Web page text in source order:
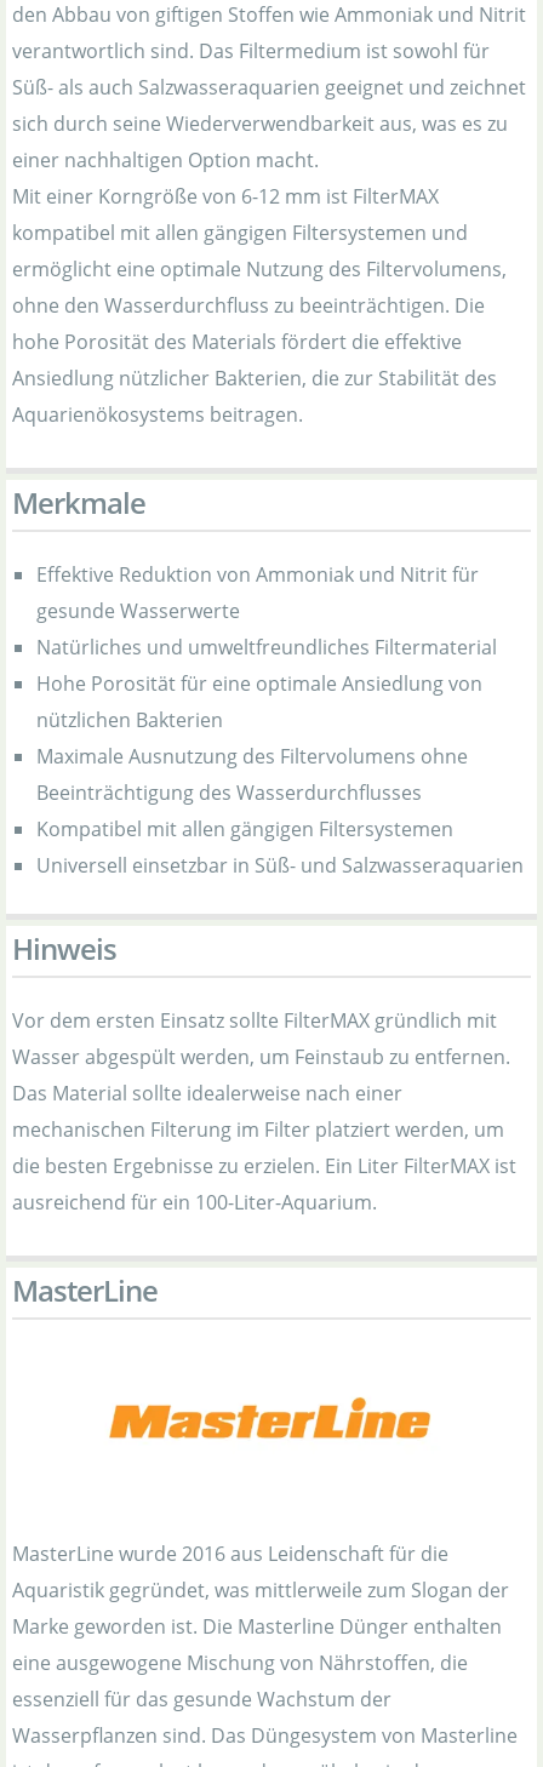
den Abbau von giftigen Stoffen wie Ammoniak und Nitrit
verantwortlich sind. Das Filtermedium ist sowohl für
Süß- als auch Salzwasseraquarien geeignet und zeichnet
sich durch seine Wiederverwendbarkeit aus, was es zu
einer nachhaltigen Option macht.
Mit einer Korngröße von 6-12 mm ist FilterMAX
kompatibel mit allen gängigen Filtersystemen und
ermöglicht eine optimale Nutzung des Filtervolumens,
ohne den Wasserdurchfluss zu beeinträchtigen. Die
hohe Porosität des Materials fördert die effektive
Ansiedlung nützlicher Bakterien, die zur Stabilität des
Aquarienökosystems beitragen.
Merkmale
Effektive Reduktion von Ammoniak und Nitrit für
gesunde Wasserwerte
Natürliches und umweltfreundliches Filtermaterial
Hohe Porosität für eine optimale Ansiedlung von
nützlichen Bakterien
Maximale Ausnutzung des Filtervolumens ohne
Beeinträchtigung des Wasserdurchflusses
Kompatibel mit allen gängigen Filtersystemen
Universell einsetzbar in Süß- und Salzwasseraquarien
Hinweis
Vor dem ersten Einsatz sollte FilterMAX gründlich mit
Wasser abgespült werden, um Feinstaub zu entfernen.
Das Material sollte idealerweise nach einer
mechanischen Filterung im Filter platziert werden, um
die besten Ergebnisse zu erzielen. Ein Liter FilterMAX ist
ausreichend für ein 100-Liter-Aquarium.
MasterLine
MasterLine wurde 2016 aus Leidenschaft für die
Aquaristik gegründet, was mittlerweile zum Slogan der
Marke geworden ist. Die Masterline Dünger enthalten
eine ausgewogene Mischung von Nährstoffen, die
essenziell für das gesunde Wachstum der
Wasserpflanzen sind. Das Düngesystem von Masterline